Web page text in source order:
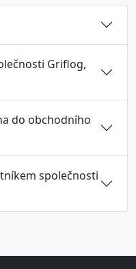
Griflog,
do obchodního
společnosti